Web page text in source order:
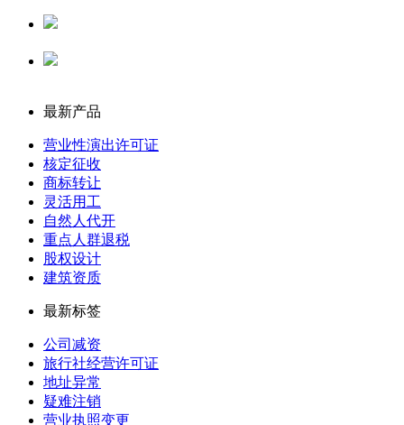
最新产品
营业性演出许可证
核定征收
商标转让
灵活用工
自然人代开
重点人群退税
股权设计
建筑资质
最新标签
公司减资
旅行社经营许可证
地址异常
疑难注销
营业执照变更